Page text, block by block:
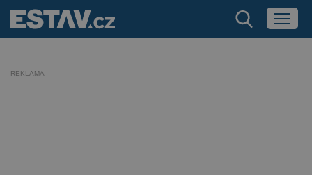
REKLAMA